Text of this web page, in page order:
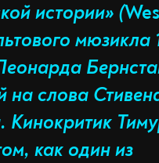
истории» (
мюзикла
на слова
Кинокритик
как один из